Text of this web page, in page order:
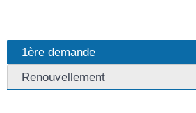
1ère demande
Renouvellement